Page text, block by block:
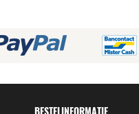
BESTELINFORMATIE